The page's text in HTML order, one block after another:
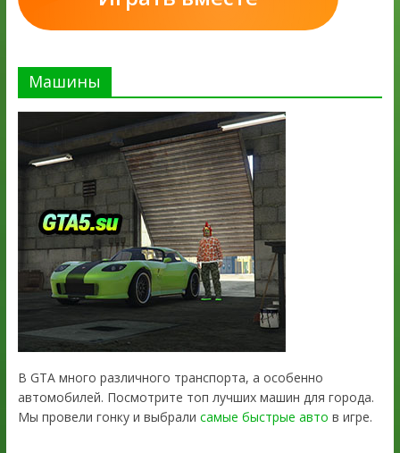
Машины
В GTA много различного транспорта, а особенно
автомобилей. Посмотрите топ лучших машин для города.
Мы провели гонку и выбрали самые быстрые авто в игре.